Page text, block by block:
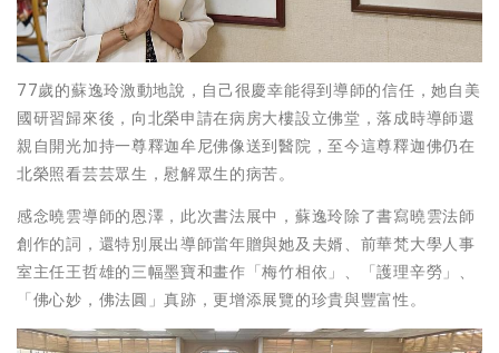
77歲的蘇逸玲激動地說，自己很慶幸能得到導師的信任，她自美
國研習歸來後，向北榮申請在病房大樓設立佛堂，落成時導師還
親自開光加持一尊釋迦牟尼佛像送到醫院，至今這尊釋迦佛仍在
北榮照看芸芸眾生，慰解眾生的病苦。
感念曉雲導師的恩澤，此次書法展中，蘇逸玲除了書寫曉雲法師
創作的詞，還特別展出導師當年贈與她及夫婿、前華梵大學人事
室主任王哲雄的三幅墨寶和畫作「梅竹相依」、「護理辛勞」、
「佛心妙，佛法圓」真跡，更增添展覽的珍貴與豐富性。